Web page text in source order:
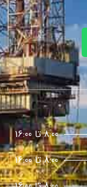
8:00 تا 16:00
8:00 تا 16:00